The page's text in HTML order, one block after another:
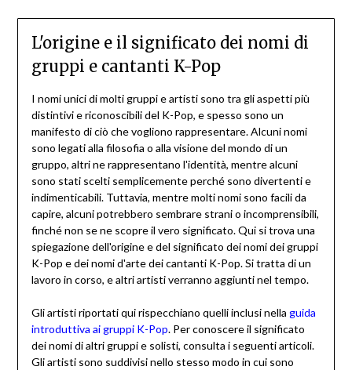
L'origine e il significato dei nomi di
gruppi e cantanti K-Pop
I nomi unici di molti gruppi e artisti sono tra gli aspetti più
distintivi e riconoscibili del K-Pop, e spesso sono un
manifesto di ciò che vogliono rappresentare. Alcuni nomi
sono legati alla filosofia o alla visione del mondo di un
gruppo, altri ne rappresentano l'identità, mentre alcuni
sono stati scelti semplicemente perché sono divertenti e
indimenticabili. Tuttavia, mentre molti nomi sono facili da
capire, alcuni potrebbero sembrare strani o incomprensibili,
finché non se ne scopre il vero significato. Qui si trova una
spiegazione dell'origine e del significato dei nomi dei gruppi
K-Pop e dei nomi d'arte dei cantanti K-Pop. Si tratta di un
lavoro in corso, e altri artisti verranno aggiunti nel tempo.
Gli artisti riportati qui rispecchiano quelli inclusi nella guida
introduttiva ai gruppi K-Pop. Per conoscere il significato
dei nomi di altri gruppi e solisti, consulta i seguenti articoli.
Gli artisti sono suddivisi nello stesso modo in cui sono